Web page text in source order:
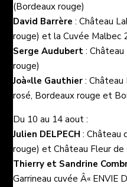
(Bordeaux rouge)
David Barrère: Château
rouge) et la Cuvée Malbec
Serge Audubert:
rouge)
Joà«lle Gauthier:
rosé, Bordeaux rouge et
Du 10 au 14 aout :
Julien DELPECH: Château
rouge) et Château Fleur
Thierry et Sandrine
Garrineau cuvée Â« ENVIE